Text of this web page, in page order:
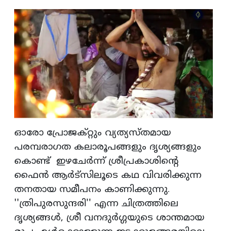
ഓരോ പ്രോജക്റ്റും വ്യത്യസ്തമായ
പരമ്പരാഗത കലാരൂപങ്ങളും ദൃശ്യങ്ങളും
കൊണ്ട് ഇഴചേര്‍ന്ന് ശ്രീപ്രകാശിന്റെ
ഫൈന്‍ ആര്‍ട്സിലൂടെ കഥ വിവരിക്കുന്ന
തനതായ സമീപനം കാണിക്കുന്നു.
''ത്രിപുരസുന്ദരി'' എന്ന ചിത്രത്തിലെ
ദൃശ്യങ്ങള്‍, ശ്രീ വനദുര്‍ഗ്ഗയുടെ ശാന്തമായ